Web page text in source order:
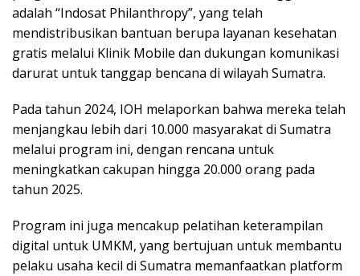
adalah “Indosat Philanthropy”, yang telah
mendistribusikan bantuan berupa layanan kesehatan
gratis melalui Klinik Mobile dan dukungan komunikasi
darurat untuk tanggap bencana di wilayah Sumatra.
Pada tahun 2024, IOH melaporkan bahwa mereka telah
menjangkau lebih dari 10.000 masyarakat di Sumatra
melalui program ini, dengan rencana untuk
meningkatkan cakupan hingga 20.000 orang pada
tahun 2025.
Program ini juga mencakup pelatihan keterampilan
digital untuk UMKM, yang bertujuan untuk membantu
pelaku usaha kecil di Sumatra memanfaatkan platform